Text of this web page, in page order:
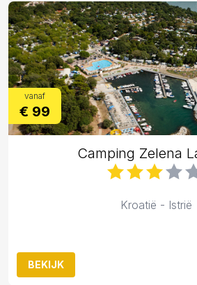
vanaf
€ 99
Camping Zelena
Kroatië - Istrië
BEKIJK